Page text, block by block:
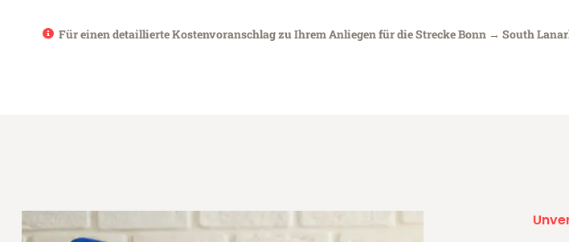
Für einen detaillierte Kostenvoranschlag zu Ihrem Anliegen für die Strecke Bonn → South